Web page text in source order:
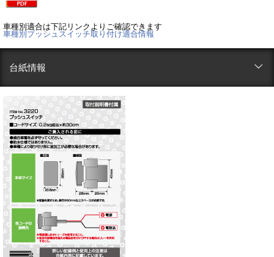
車種別適合は下記リンクよりご確認できます
車種別プッシュスイッチ取り付け適合情報
台紙情報